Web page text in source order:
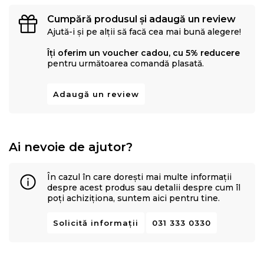
Cumpără produsul și adaugă un review
Ajută-i și pe alții să facă cea mai bună alegere!
Îți oferim un voucher cadou, cu 5% reducere
pentru următoarea comandă plasată.
Adaugă un review
Ai nevoie de ajutor?
În cazul în care dorești mai multe informații
despre acest produs sau detalii despre cum îl
poți achiziționa, suntem aici pentru tine.
Solicită informații 031 333 0330